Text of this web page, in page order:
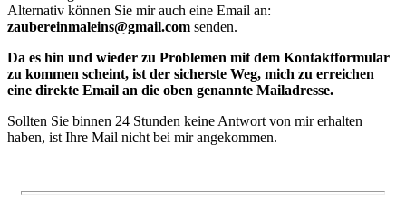
Alternativ können Sie mir auch eine Email an:
zaubereinmaleins@gmail.com senden.
Da es hin und wieder zu Problemen mit dem Kontaktformular
zu kommen scheint, ist der sicherste Weg, mich zu erreichen
eine direkte Email an die oben genannte Mailadresse.
Sollten Sie binnen 24 Stunden keine Antwort von mir erhalten
haben, ist Ihre Mail nicht bei mir angekommen.